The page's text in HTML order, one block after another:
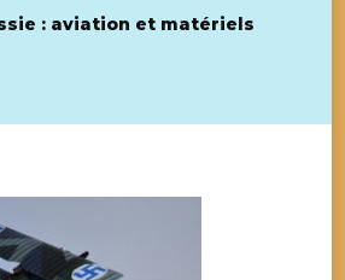
: aviation et matériels